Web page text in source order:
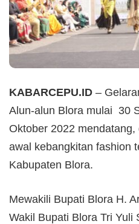
KABARCEPU.ID –
Alun-alun Blora mulai 30
Oktober 2022
awal kebangkitan fashion
Kabupaten Blora.
Mewakili Bupati Blora H.
Wakil Bupati Blora Tri Yuli